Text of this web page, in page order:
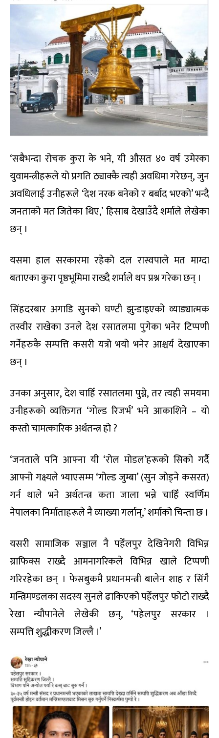
‘सबैभन्दा रोचक कुरा के भने, यी औसत ४० वर्ष उमेरका
युवामन्त्रीहरूले यो प्रगति ठ्याक्कै त्यही अवधिमा गरेछन्, जुन
अवधिलाई उनीहरूले ‘देश नरक बनेको र बर्बाद भएको’ भन्दै
जनताको मत जितेका थिए,’ हिसाब देखाउँदै शर्माले लेखेका
छन् ।
यसमा हाल सरकारमा रहेको दल रास्वपाले मत माग्दा
बताएका कुरा पृष्ठभूमिमा राख्दै शर्माले थप प्रश्न गरेका छन् ।
सिंहदरबार अगाडि सुनको घण्टी झुन्डाइएको व्याङ्यात्मक
तस्वीर राखेका उनले देश रसातलमा पुगेका भनेर टिप्पणी
गर्नेहरुकै सम्पत्ति कसरी यत्रो भयो भनेर आश्चर्य देखाएका
छन् ।
उनका अनुसार, देश चाहिँ रसातलमा पुग्ने, तर त्यही समयमा
उनीहरूको व्यक्तिगत ‘गोल्ड रिजर्भ’ भने आकाशिने – यो
कस्तो चामत्कारिक अर्थतन्त्र हो ?
‘जनताले पनि आफ्ना यी ‘रोल मोडल’हरूको सिको गर्दै
आफ्नो गक्ष्यले भ्याएसम्म ‘गोल्ड जुम्बा’ (सुन जोड्ने कसरत)
गर्न थाले भने अर्थतन्त्र कता जाला भन्ने चाहिँ स्वर्णिम
नेपालका निर्माताहरूले नै व्याख्या गर्लान्,’ शर्माको चिन्ता छ ।
यसरी सामाजिक सञ्जाल नै पहेँलपुर देखिनेगरी विभिन्न
ग्राफिक्स राख्दै आमनागरिकले विभिन्न खाले टिप्पणी
गरिरहेका छन् । फेसबुकमै प्रधानमन्त्री बालेन शाह र सिंगै
मन्त्रिमण्डलका सदस्य सुनले ढाकिएको पहेँलपुर फोटो राख्दै
रेखा न्यौपानेले लेखेकी छन्, ‘पहेलपुर सरकार ।
सम्पत्ति शुद्धीकरण जिल्लै ।’